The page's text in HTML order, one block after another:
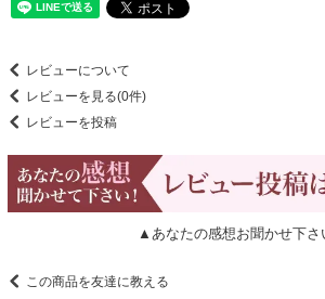
レビューについて
レビューを見る(0件)
レビューを投稿
▲あなたの感想お聞かせ下
この商品を友達に教える